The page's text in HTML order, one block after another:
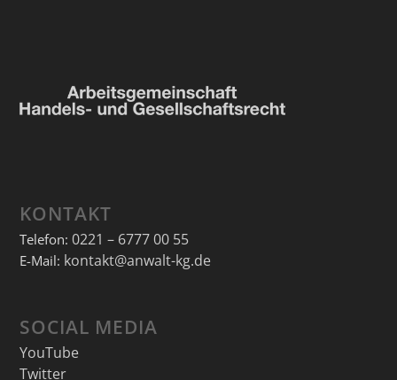
KONTAKT
Telefon: 0221 – 6777 00 55
E-Mail: kontakt@anwalt-kg.de
SOCIAL MEDIA
YouTube
Twitter